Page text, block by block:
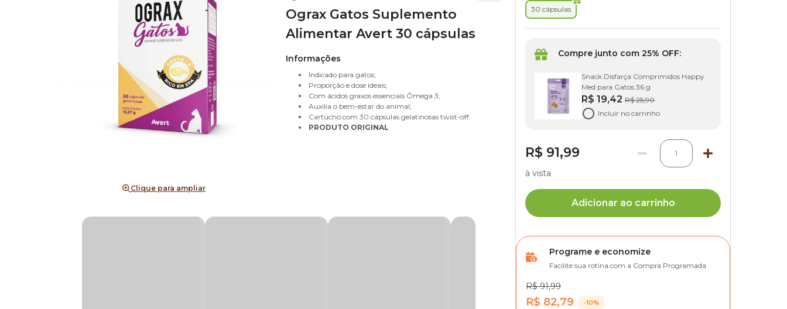
Clique para ampliar
Ograx Gatos Suplemento
Alimentar Avert 30 cápsulas
Informações
Indicado para gatos;
Proporção e dose ideais;
Com ácidos graxos essenciais Ômega 3;
Auxilia o bem-estar do animal;
Cartucho com 30 cápsulas gelatinosas twist-off.
PRODUTO ORIGINAL
30 cápsulas
Compre junto com 25% OFF:
Snack Disfarça Comprimidos Happy
Med para Gatos 36 g
R$ 19,42 R$ 25,90
Incluir no carrinho
R$ 91,99 1
à vista
Adicionar ao carrinho
Programe e economize
Facilite sua rotina com a Compra Programada
R$ 91,99
R$ 82,79 -10%